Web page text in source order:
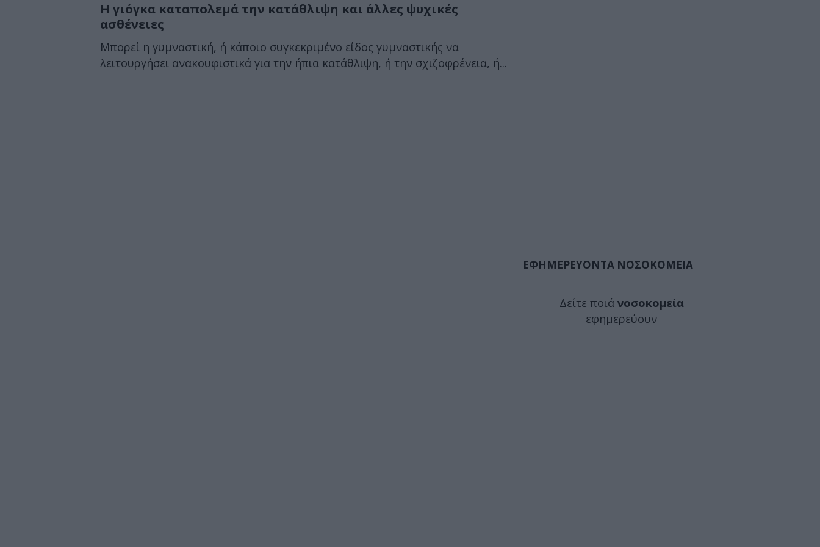
Η γιόγκα καταπολεμά την κατάθλιψη και άλλες ψυχικές
ασθένειες
Μπορεί η γυμναστική, ή κάποιο συγκεκριμένο είδος γυμναστικής να
λειτουργήσει ανακουφιστικά για την ήπια κατάθλιψη, ή την σχιζοφρένεια, ή...
ΕΦΗΜΕΡΕΥΟΝΤΑ ΝΟΣΟΚΟΜΕΙΑ
Δείτε ποιά νοσοκομεία
εφημερεύουν